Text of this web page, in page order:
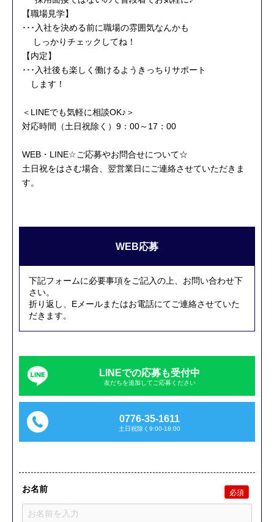
【職場見学】
･･･入社を決める前に職場の雰囲気なんかも
しっかりチェックしてね！
【内定】
･･･入社後も楽しく働けるようきっちりサポート
します！
＜LINEでも気軽に相談OK♪＞
対応時間（土日祝除く）9：00～17：00
WEB・LINE☆ご応募やお問合せについて☆
土日祝をはさむ場合、翌営業日にご連絡させていただきま
す。
WEB応募
下記フォームに必要事項をご記入の上、お問い合わせ下
さい。
折り返し、Eメールまたはお電話にてご連絡させていた
だきます。
LINEでの応募も受付中
友だちを追加してご応募ください
0776-35-1611
土日祝除く9:00-18:00
必須
お名前